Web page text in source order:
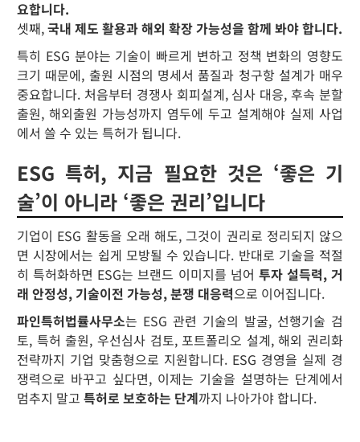
요합니다.
셋째,국내 제도 활용과 해외 확장 가능성을 함께 봐야 합니다.
특히 ESG 분야는 기술이 빠르게 변하고 정책 변화의 영향도
크기 때문에, 출원 시점의 명세서 품질과 청구항 설계가 매우
중요합니다. 처음부터 경쟁사 회피설계, 심사 대응, 후속 분할
출원, 해외출원 가능성까지 염두에 두고 설계해야 실제 사업
에서 쓸 수 있는 특허가 됩니다.
ESG 특허, 지금 필요한 것은 ‘좋은 기
술’이 아니라 ‘좋은 권리’입니다
기업이 ESG 활동을 오래 해도, 그것이 권리로 정리되지 않으
면 시장에서는 쉽게 모방될 수 있습니다. 반대로 기술을 적절
히 특허화하면 ESG는 브랜드 이미지를 넘어 투자 설득력, 거
래 안정성, 기술이전 가능성, 분쟁 대응력으로 이어집니다.
파인특허법률사무소는 ESG 관련 기술의 발굴, 선행기술 검
토, 특허 출원, 우선심사 검토, 포트폴리오 설계, 해외 권리화
전략까지 기업 맞춤형으로 지원합니다. ESG 경영을 실제 경
쟁력으로 바꾸고 싶다면, 이제는 기술을 설명하는 단계에서
멈추지 말고 특허로 보호하는 단계까지 나아가야 합니다.